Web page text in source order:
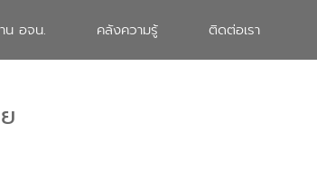
น อจน. คลังความรู้ ติดต่อเรา